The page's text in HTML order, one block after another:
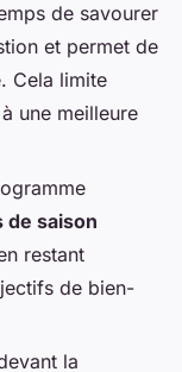
de savourer
et permet de
Cela limite
une meilleure
de saison
restant
de bien-
la